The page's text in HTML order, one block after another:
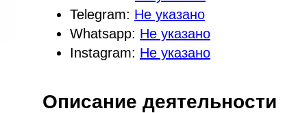
Telegram: Не указано
Whatsapp: Не указано
Instagram: Не указано
Описание деятельности